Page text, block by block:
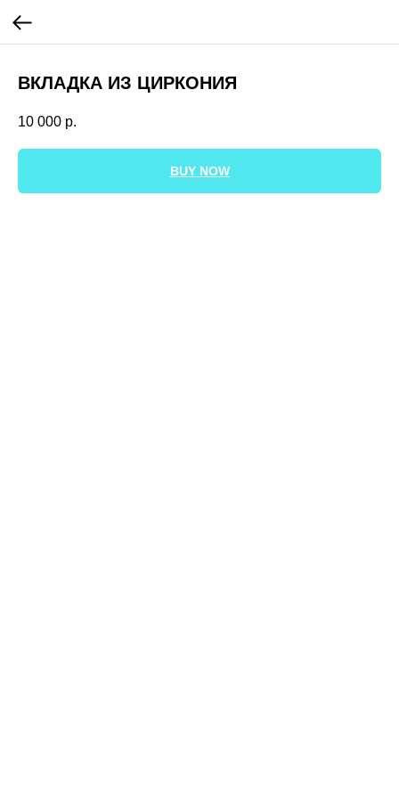
ВКЛАДКА ИЗ ЦИРКОНИЯ
10 000 р.
BUY NOW